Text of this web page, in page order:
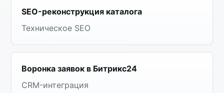
SEO-реконструкция каталога
Техническое SEO
Воронка заявок в Битрикс24
CRM-интеграция